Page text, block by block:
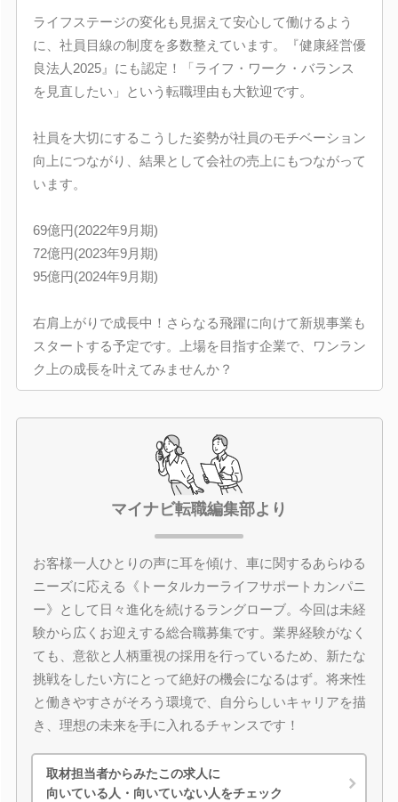
ライフステージの変化も見据えて安心して働けるよう
に、社員目線の制度を多数整えています。『健康経営優
良法人2025』にも認定！「ライフ・ワーク・バランス
を見直したい」という転職理由も大歓迎です。
社員を大切にするこうした姿勢が社員のモチベーション
向上につながり、結果として会社の売上にもつながって
います。
69億円(2022年9月期)
72億円(2023年9月期)
95億円(2024年9月期)
右肩上がりで成長中！さらなる飛躍に向けて新規事業も
スタートする予定です。上場を目指す企業で、ワンラン
ク上の成長を叶えてみませんか？
マイナビ転職編集部より
お客様一人ひとりの声に耳を傾け、車に関するあらゆる
ニーズに応える《トータルカーライフサポートカンパニ
ー》として日々進化を続けるラングローブ。今回は未経
験から広くお迎えする総合職募集です。業界経験がなく
ても、意欲と人柄重視の採用を行っているため、新たな
挑戦をしたい方にとって絶好の機会になるはず。将来性
と働きやすさがそろう環境で、自分らしいキャリアを描
き、理想の未来を手に入れるチャンスです！
取材担当者からみたこの求人に
向いている人・向いていない人をチェック